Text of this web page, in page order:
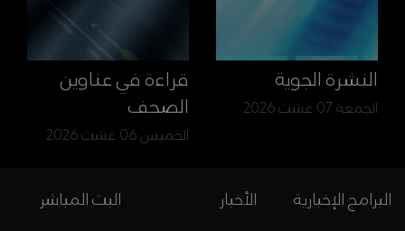
النشرة الجوية
الجمعة 07 غشت 2026
قراءة في عناوين
الصحف
الخميس 06 غشت 2026
البث المباشر الأخبار البرامج الإخبارية